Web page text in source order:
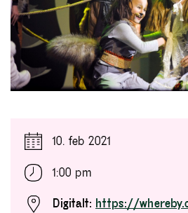
10. feb 2021
1:00 pm
Digitalt: https://